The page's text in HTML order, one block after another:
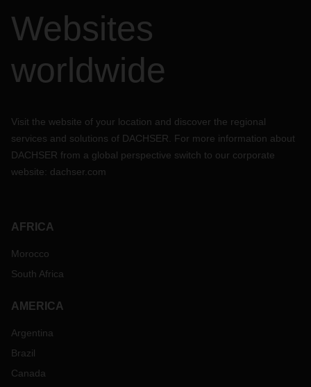
Websites
worldwide
Visit the website of your location and discover the regional
services and solutions of DACHSER. For more information about
DACHSER from a global perspective switch to our corporate
website: dachser.com
AFRICA
Morocco
South Africa
AMERICA
Argentina
Brazil
Canada